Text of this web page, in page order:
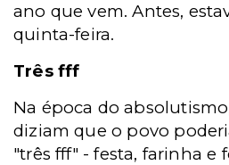
ano que vem. Antes,
quinta-feira.
Três fff
Na época do
diziam que o povo
"três fff" - festa, farinha e